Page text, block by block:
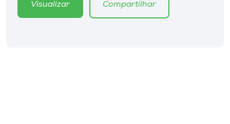
EditoraVisualizar Compartilhar